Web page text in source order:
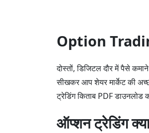
Option
दोस्तों, डिजिटल दौर में पैसे
सीखकर आप शेयर मार्केट की
ट्रेडिंग किताब PDF डाउनलोड
ऑप्शन ट्रेडिंग